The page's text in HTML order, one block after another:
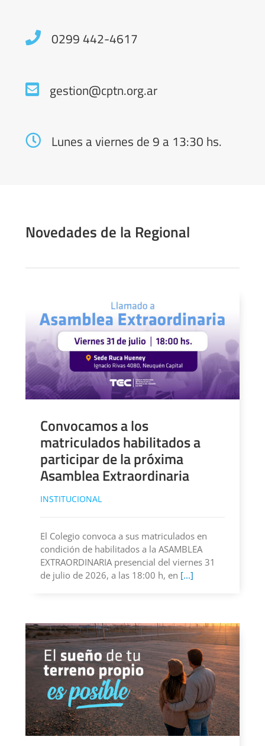
0299 442-4617
gestion@cptn.org.ar
Lunes a viernes de 9 a 13:30 hs.
Novedades de la Regional
Convocamos a los
matriculados habilitados a
participar de la próxima
Asamblea Extraordinaria
INSTITUCIONAL
El Colegio convoca a sus matriculados en
condición de habilitados a la ASAMBLEA
EXTRAORDINARIA presencial del viernes 31
de julio de 2026, a las 18:00 h, en [...]